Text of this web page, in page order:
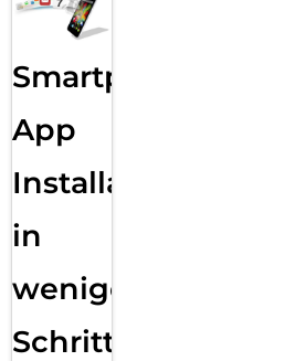
Smartphone
App
Installation
in
wenigen
Schritten